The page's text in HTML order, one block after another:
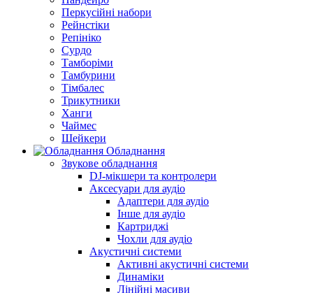
Перкусійні набори
Рейнстіки
Репініко
Сурдо
Тамборіми
Тамбурини
Тімбалес
Трикутники
Ханги
Чаймес
Шейкери
Обладнання
Звукове обладнання
DJ-мікшери та контролери
Аксесуари для аудіо
Адаптери для аудіо
Інше для аудіо
Картриджі
Чохли для аудіо
Акустичні системи
Активні акустичні системи
Динаміки
Лінійні масиви